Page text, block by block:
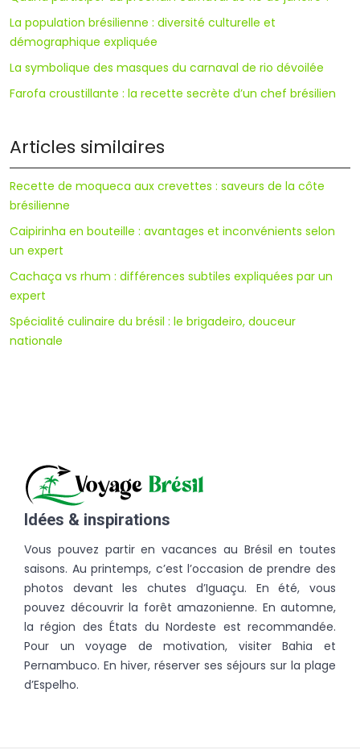
La population brésilienne : diversité culturelle et
démographique expliquée
La symbolique des masques du carnaval de rio dévoilée
Farofa croustillante : la recette secrète d’un chef brésilien
Articles similaires
Recette de moqueca aux crevettes : saveurs de la côte
brésilienne
Caipirinha en bouteille : avantages et inconvénients selon
un expert
Cachaça vs rhum : différences subtiles expliquées par un
expert
Spécialité culinaire du brésil : le brigadeiro, douceur
nationale
Idées & inspirations
Vous pouvez partir en vacances au Brésil en toutes
saisons. Au printemps, c’est l’occasion de prendre des
photos devant les chutes d’Iguaçu. En été, vous
pouvez découvrir la forêt amazonienne. En automne,
la région des États du Nordeste est recommandée.
Pour un voyage de motivation, visiter Bahia et
Pernambuco. En hiver, réserver ses séjours sur la plage
d’Espelho.